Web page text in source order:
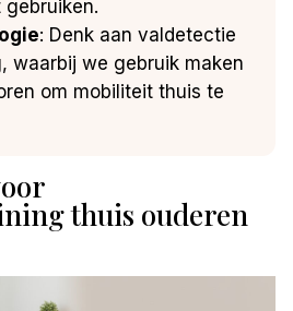
: Denk aan valdetectie
waarbij we gebruik maken
om mobiliteit thuis te
thuis ouderen